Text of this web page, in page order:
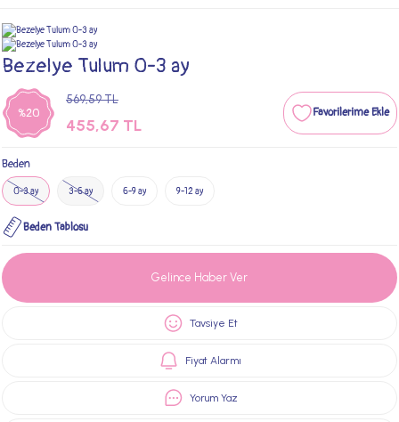
Bezelye Tulum 0-3 ay
%20
569,59 TL
455,67 TL
Beden
0-3 ay 3-6 ay 6-9 ay 9-12 ay
Beden Tablosu
Gelince Haber Ver
Tavsiye Et
Fiyat Alarmı
Yorum Yaz